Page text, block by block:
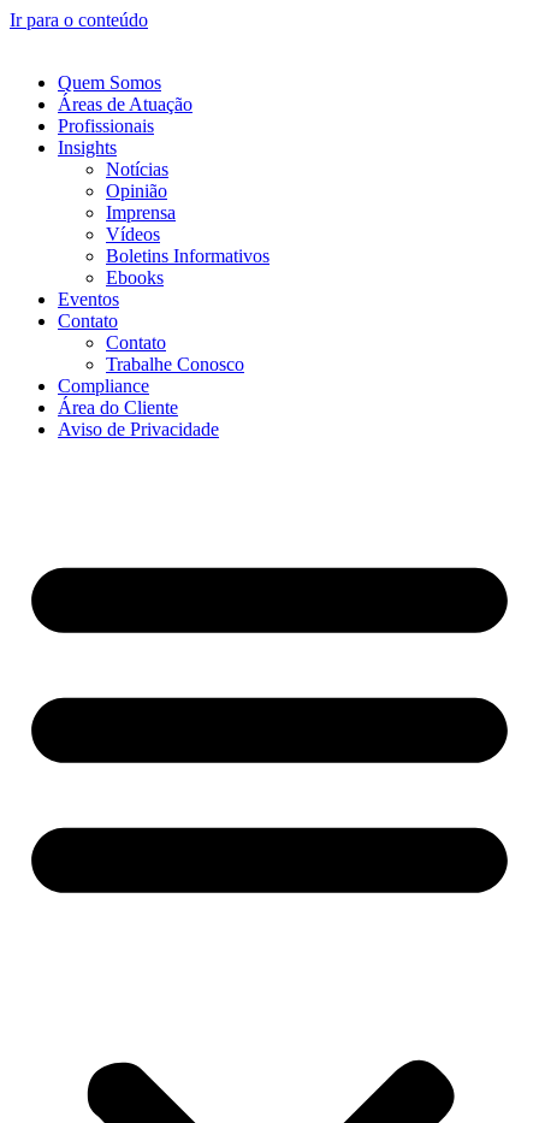
Ir para o conteúdo
Quem Somos
Áreas de Atuação
Profissionais
Insights
Notícias
Opinião
Imprensa
Vídeos
Boletins Informativos
Ebooks
Eventos
Contato
Contato
Trabalhe Conosco
Compliance
Área do Cliente
Aviso de Privacidade